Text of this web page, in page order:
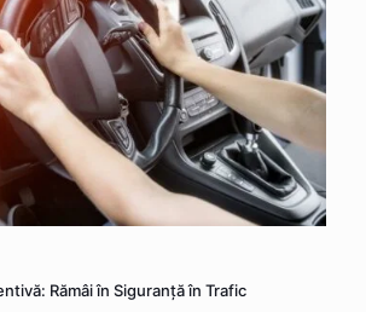
Rămâi în Siguranță în Trafic